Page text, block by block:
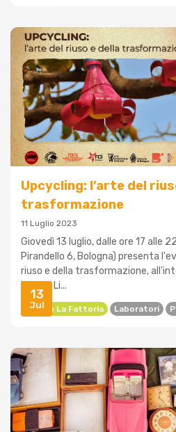
13
Jul
Upcycling: l’arte del
trasformazione
11 Luglio 2023
Giovedì 13 luglio, dalle ore 17 alle
Pirandello 6, Bologna) presenta
riuso e della trasformazione,
Piazza Li...
Circolo La Fattoria Laboratori